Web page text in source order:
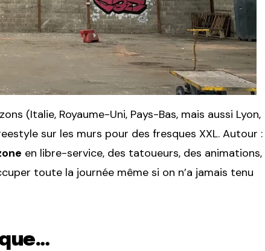
(Italie, Royaume-Uni, Pays-Bas, mais aussi Lyon,
sur les murs pour des fresques XXL. Autour :
en libre-service, des tatoueurs, des animations,
toute la journée même si on n’a jamais tenu